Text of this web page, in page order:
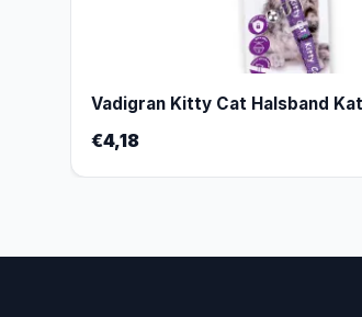
Vadigran Kitty Cat Halsband
€4,18